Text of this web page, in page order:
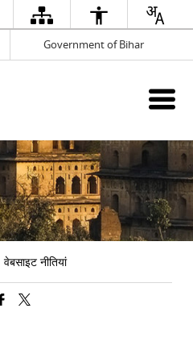
Government of Bihar
वेबसाइट नीतियां